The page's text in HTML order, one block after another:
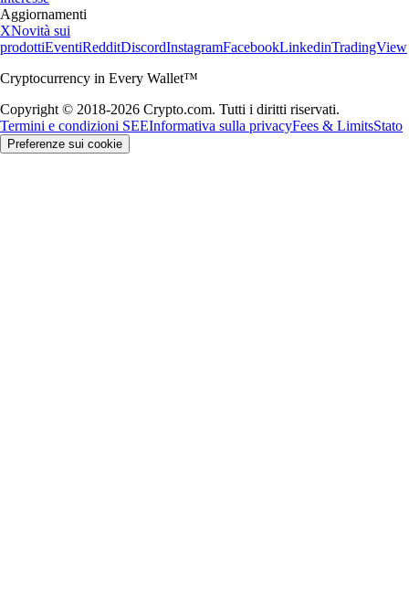
Aggiornamenti
XNovità sui
prodottiEventiRedditDiscordInstagramFacebookLinkedinTradingView
Cryptocurrency in Every Wallet™
Copyright © 2018-2026 Crypto.com. Tutti i diritti riservati.
Termini e condizioni SEEInformativa sulla privacyFees & LimitsStato
Preferenze sui cookie